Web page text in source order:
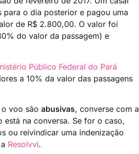
o dia posterior e pagou uma
de R$ 2.800,00. O valor foi
do valor da passagem) e
Público Federal do Pará
a 10% da valor das passagens
voo são abusivas, converse com a
está na conversa. Se for o caso,
ou reivindicar uma indenização
Resolvvi.